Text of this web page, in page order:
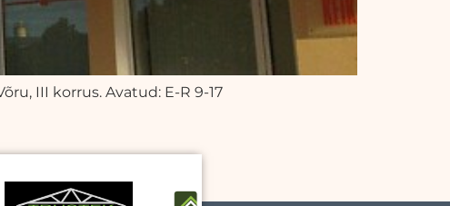
III korrus. Avatud: E-R 9-17